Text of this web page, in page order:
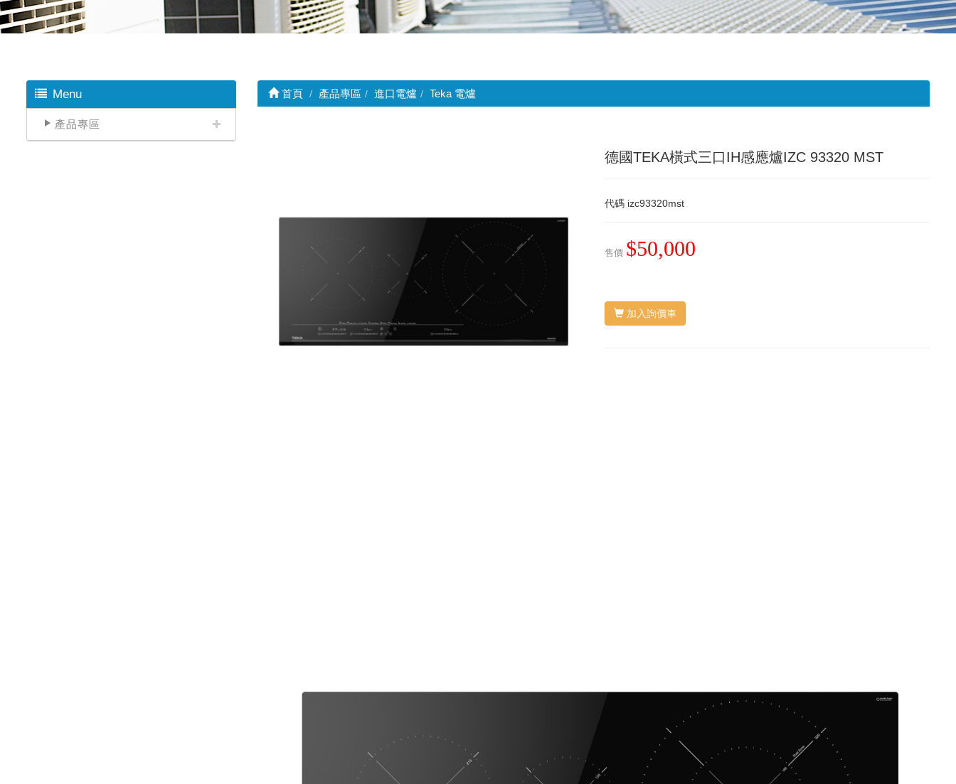
Menu
產品專區
首頁 產品專區 進口電爐 Teka 電爐
德國TEKA橫式三口IH感應爐IZC 93320 MST
代碼 izc93320mst
售價 $50,000
加入詢價車